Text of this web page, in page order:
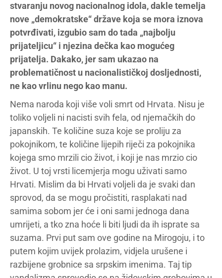
stvaranju novog nacionalnog idola, dakle temelja
nove „demokratske“ države koja se mora iznova
potvrđivati, izgubio sam do tada „najbolju
prijateljicu“ i njezina dečka kao mogućeg
prijatelja. Dakako, jer sam ukazao na
problematičnost u nacionalističkoj dosljednosti,
ne kao vrlinu nego kao manu.
Nema naroda koji više voli smrt od Hrvata. Nisu je
toliko voljeli ni nacisti svih fela, od njemačkih do
japanskih. Te količine suza koje se proliju za
pokojnikom, te količine lijepih riječi za pokojnika
kojega smo mrzili cio život, i koji je nas mrzio cio
život. U toj vrsti licemjerja mogu uživati samo
Hrvati. Mislim da bi Hrvati voljeli da je svaki dan
sprovod, da se mogu pročistiti, rasplakati nad
samima sobom jer će i oni sami jednoga dana
umrijeti, a tko zna hoće li biti ljudi da ih isprate sa
suzama. Prvi put sam ove godine na Mirogoju, i to
putem kojim uvijek prolazim, vidjela urušene i
razbijene grobnice sa srpskim imenima. Taj tip